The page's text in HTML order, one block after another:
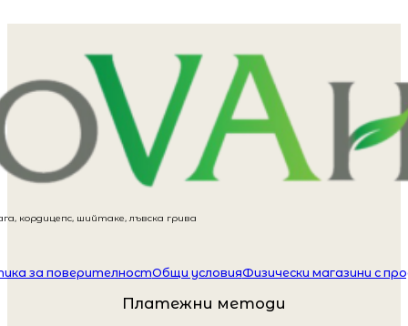
кордицепс, шийтаке, лъвска грива
за поверителностОбщи условияФизически магазини с
Платежни методи